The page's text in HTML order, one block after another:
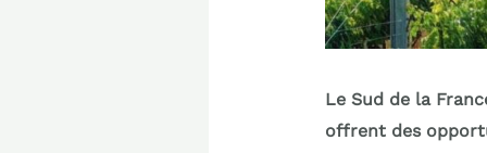
Le Sud de la
offrent des